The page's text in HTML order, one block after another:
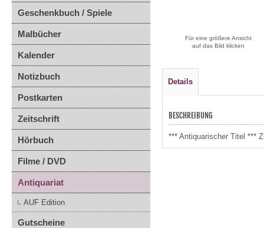
Geschenkbuch / Spiele
Malbücher
Kalender
Notizbuch
Postkarten
Zeitschrift
Hörbuch
Filme / DVD
Antiquariat
AUF Edition
Gutscheine
Für eine größere Ansicht
auf das Bild klicken
Details
BESCHREIBUNG
*** Antiquarischer Titel ***